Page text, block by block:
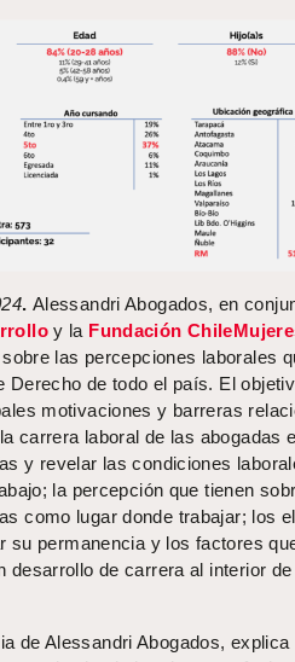
. Alessandri Abogados, en
y la Fundación
las percepciones laborales
Derecho de todo el país. El
motivaciones y barreras
carrera laboral de las abogadas
y revelar las condiciones
la percepción que tienen
como lugar donde trabajar; los
su permanencia y los factores
desarrollo de carrera al interior
de Alessandri Abogados, explica